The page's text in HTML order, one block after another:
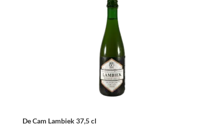
De Cam Lambiek 37,5 cl